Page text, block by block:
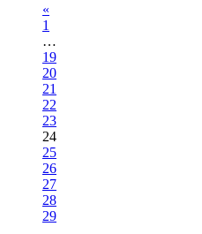
«
1
…
19
20
21
22
23
24
25
26
27
28
29